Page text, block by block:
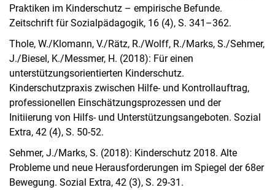
Praktiken im Kinderschutz – empirische Befunde.
Zeitschrift für Sozialpädagogik, 16 (4), S. 341–362.
Thole, W./Klomann, V./Rätz, R./Wolff, R./Marks, S./Sehmer,
J./Biesel, K./Messmer, H. (2018): Für einen
unterstützungsorientierten Kinderschutz.
Kinderschutzpraxis zwischen Hilfe- und Kontrollauftrag,
professionellen Einschätzungsprozessen und der
Initiierung von Hilfs- und Unterstützungsangeboten. Sozial
Extra, 42 (4), S. 50-52.
Sehmer, J./Marks, S. (2018): Kinderschutz 2018. Alte
Probleme und neue Herausforderungen im Spiegel der 68er
Bewegung. Sozial Extra, 42 (3), S. 29-31.